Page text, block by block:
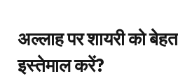
अल्लाह पर शायरी को
इस्तेमाल करें?